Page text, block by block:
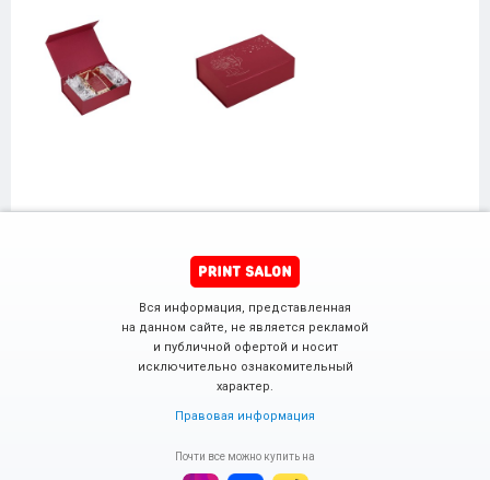
Вся информация, представленная
на данном сайте, не является рекламой
и публичной офертой и носит
исключительно ознакомительный
характер.
Правовая информация
Почти все можно купить на